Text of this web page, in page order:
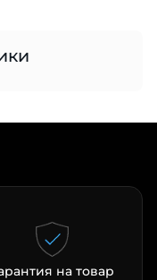
на товар